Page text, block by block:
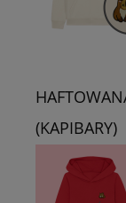
(KAPIBARY)